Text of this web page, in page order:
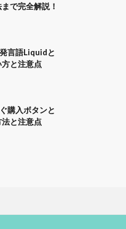
で完全解説！
言語Liquidと
と注意点
購入ボタンと
と注意点